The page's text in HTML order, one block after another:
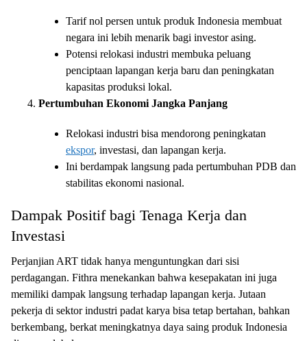
Tarif nol persen untuk produk Indonesia membuat
negara ini lebih menarik bagi investor asing.
Potensi relokasi industri membuka peluang
penciptaan lapangan kerja baru dan peningkatan
kapasitas produksi lokal.
Pertumbuhan Ekonomi Jangka Panjang
Relokasi industri bisa mendorong peningkatan
ekspor, investasi, dan lapangan kerja.
Ini berdampak langsung pada pertumbuhan PDB dan
stabilitas ekonomi nasional.
Dampak Positif bagi Tenaga Kerja dan
Investasi
Perjanjian ART tidak hanya menguntungkan dari sisi
perdagangan. Fithra menekankan bahwa kesepakatan ini juga
memiliki dampak langsung terhadap lapangan kerja. Jutaan
pekerja di sektor industri padat karya bisa tetap bertahan, bahkan
berkembang, berkat meningkatnya daya saing produk Indonesia